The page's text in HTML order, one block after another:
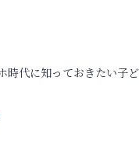
時代に知っておきたい子